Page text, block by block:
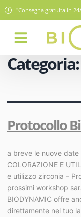
"Consegna gratuita in
Categoria:
Protocollo
a breve le nuove date
COLORAZIONE E
e utilizzo zirconia –
prossimi workshop
BIODYNAMIC offre
direttamente nel tuo